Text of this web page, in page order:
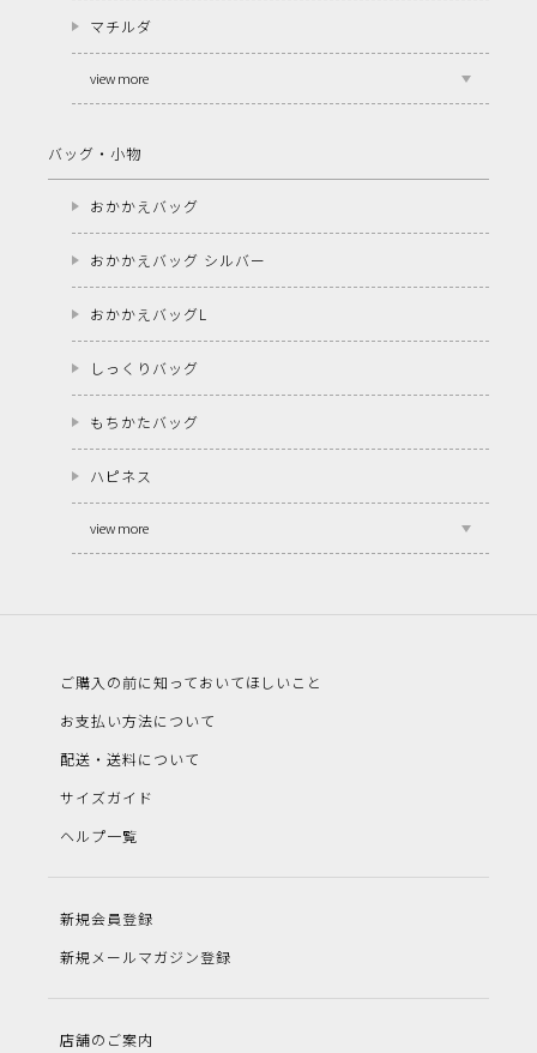
マチルダ
view more
バッグ・小物
おかかえバッグ
おかかえバッグ シルバー
おかかえバッグL
しっくりバッグ
もちかたバッグ
ハピネス
view more
ご購入の前に知っておいてほしいこと
お支払い方法について
配送・送料について
サイズガイド
ヘルプ一覧
新規会員登録
新規メールマガジン登録
店舗のご案内